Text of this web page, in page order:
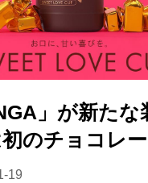
」が新た
のチョコレー
19